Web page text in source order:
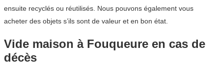
ensuite recyclés ou réutilisés. Nous pouvons également vous
acheter des objets s’ils sont de valeur et en bon état.
Vide maison à Fouqueure en cas de
décès